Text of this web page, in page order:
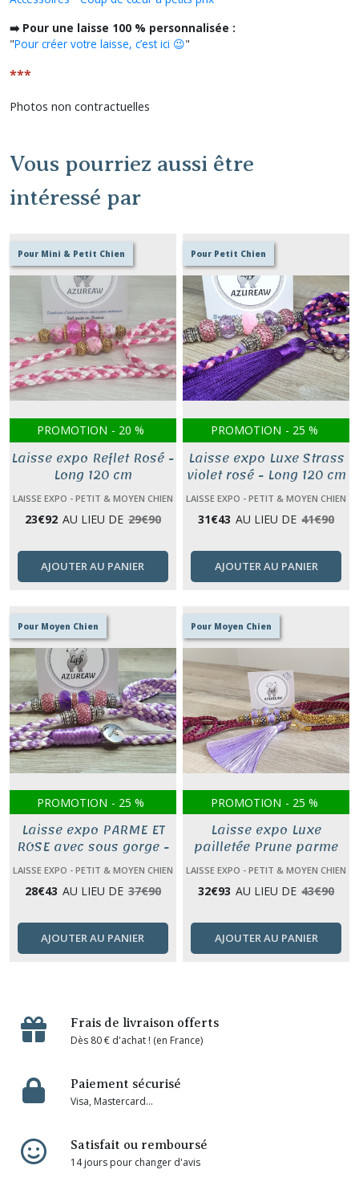
➡️ Pour une laisse 100 % personnalisée :
"Pour créer votre laisse, c’est ici 😉"
***
Photos non contractuelles
Vous pourriez aussi être
intéressé par
Pour Mini & Petit Chien
PROMOTION - 20 %
Laisse expo Reflet Rosé -
Long 120 cm
LAISSE EXPO - PETIT & MOYEN CHIEN
23€92 AU LIEU DE 29€90
AJOUTER AU PANIER
Pour Petit Chien
PROMOTION - 25 %
Laisse expo Luxe Strass
violet rosé - Long 120 cm
LAISSE EXPO - PETIT & MOYEN CHIEN
31€43 AU LIEU DE 41€90
AJOUTER AU PANIER
Pour Moyen Chien
PROMOTION - 25 %
Laisse expo PARME ET
ROSE avec sous gorge -
Long 120 cm
LAISSE EXPO - PETIT & MOYEN CHIEN
28€43 AU LIEU DE 37€90
AJOUTER AU PANIER
Pour Moyen Chien
PROMOTION - 25 %
Laisse expo Luxe
pailletée Prune parme
doré avec pompon - Long
120 cm
LAISSE EXPO - PETIT & MOYEN CHIEN
32€93 AU LIEU DE 43€90
AJOUTER AU PANIER
Frais de livraison offerts
Dès 80 € d'achat ! (en France)
Paiement sécurisé
Visa, Mastercard...
Satisfait ou remboursé
14 jours pour changer d'avis